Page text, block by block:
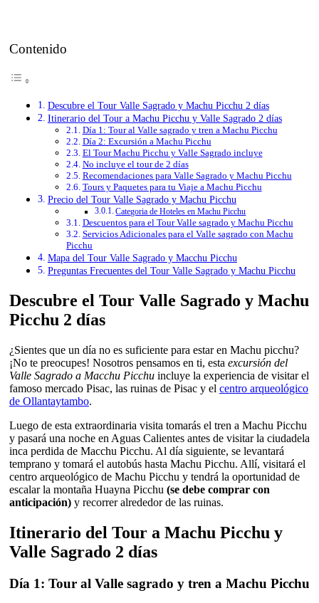
Contenido
Descubre el Tour Valle Sagrado y Machu Picchu 2 días
Itinerario del Tour a Machu Picchu y Valle Sagrado 2 días
Día 1: Tour al Valle sagrado y tren a Machu Picchu
Día 2: Excursión a Machu Picchu
El Tour Machu Picchu y Valle Sagrado incluye
No incluye el tour de 2 días
Recomendaciones para Valle Sagrado y Machu Picchu
Tours y Paquetes para tu Viaje a Machu Picchu
Precio del Tour Valle Sagrado y Machu Picchu
Categoria de Hoteles en Machu Picchu
Descuentos para el Tour Valle sagrado y Machu Picchu
Servicios Adicionales para el Valle sagrado con Machu
Picchu
Mapa del Tour Valle Sagrado y Macchu Picchu
Preguntas Frecuentes del Tour Valle Sagrado y Machu Picchu
Descubre el Tour Valle Sagrado y Machu
Picchu 2 días
¿Sientes que un día no es suficiente para estar en Machu picchu?
¡No te preocupes! Nosotros pensamos en ti, esta excursión del
Valle Sagrado a Macchu Picchu incluye la experiencia de visitar el
famoso mercado Pisac, las ruinas de Pisac y el centro arqueológico
de Ollantaytambo.
Luego de esta extraordinaria visita tomarás el tren a Machu Picchu
y pasará una noche en Aguas Calientes antes de visitar la ciudadela
inca perdida de Macchu Picchu. Al día siguiente, se levantará
temprano y tomará el autobús hasta Machu Picchu. Allí, visitará el
centro arqueológico de Machu Picchu y tendrá la oportunidad de
escalar la montaña Huayna Picchu (se debe comprar con
anticipación) y recorrer alrededor de las ruinas.
Itinerario del Tour a Machu Picchu y
Valle Sagrado 2 días
Día 1: Tour al Valle sagrado y tren a Machu Picchu